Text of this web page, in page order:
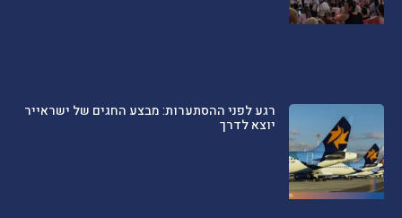
רגע לפני ההסתערות: מבצע החגים של ישראייר
יוצא לדרך